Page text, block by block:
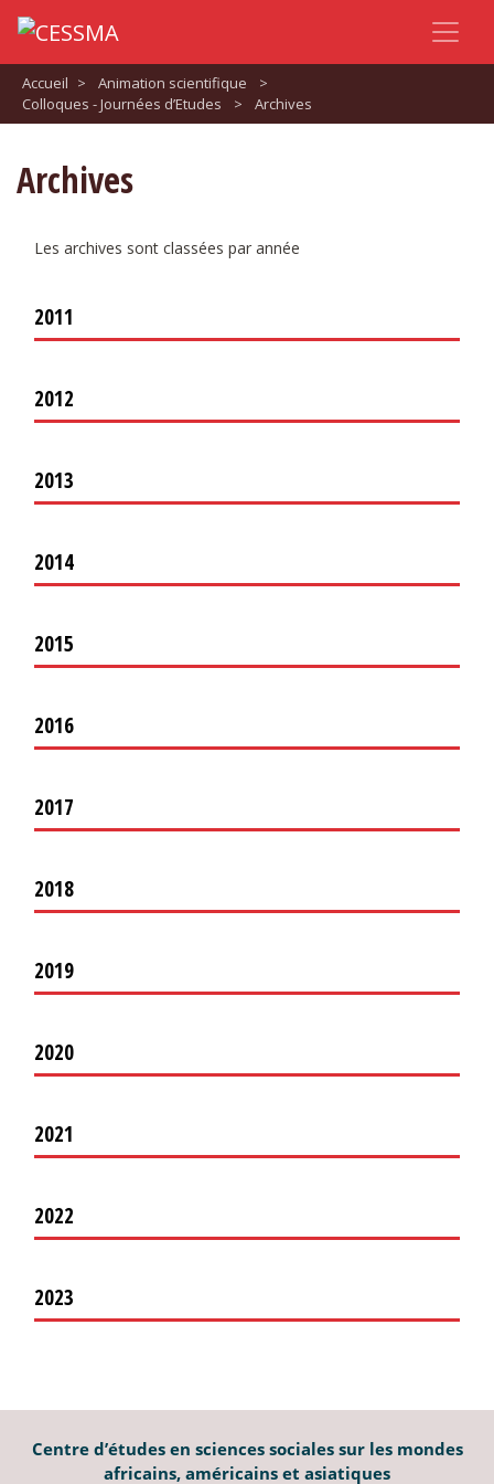
Accueil > Animation scientifique
>
Colloques - Journées d’Etudes
> Archives
Archives
Les archives sont classées par année
2011
2012
2013
2014
2015
2016
2017
2018
2019
2020
2021
2022
2023
Centre d’études en sciences sociales sur les mondes
africains, américains et asiatiques